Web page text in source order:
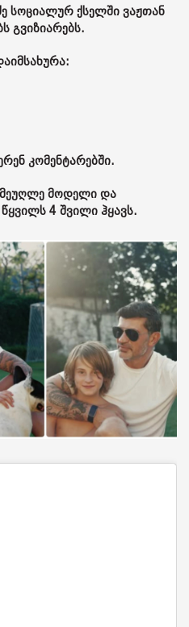
სოციალურ ქსელში ვაჟთან
გვიზიარებს.
კომენტარებში.
მეუღლე მოდელი და
4 შვილი ჰყავს.